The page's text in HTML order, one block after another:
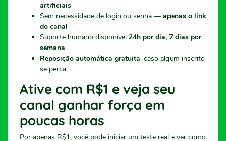
artificiais
Sem necessidade de login ou senha — apenas o link
do canal
Suporte humano disponível 24h por dia, 7 dias por
semana
Reposição automática gratuita, caso algum inscrito
se perca
Ative com R$1 e veja seu
canal ganhar força em
poucas horas
Por apenas R$1, você pode iniciar um teste real e ver como